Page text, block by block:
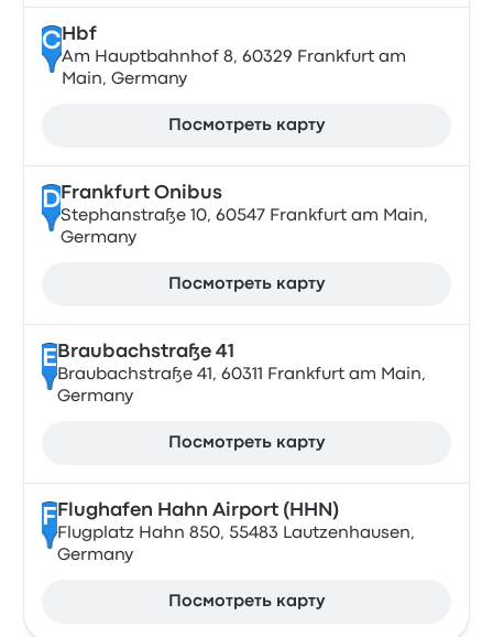
CHbf
Am Hauptbahnhof 8, 60329 Frankfurt am
Main, Germany
Посмотреть карту
DFrankfurt Onibus
Stephanstraße 10, 60547 Frankfurt am Main,
Germany
Посмотреть карту
E Braubachstraße 41
Braubachstraße 41, 60311 Frankfurt am Main,
Germany
Посмотреть карту
F Flughafen Hahn Airport (HHN)
Flugplatz Hahn 850, 55483 Lautzenhausen,
Germany
Посмотреть карту